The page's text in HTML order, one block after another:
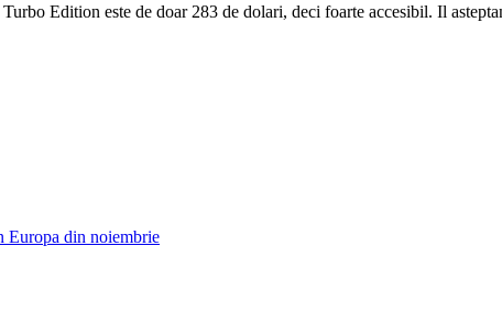
Edition este de doar 283 de dolari, deci foarte accesibil. Il
Europa din noiembrie